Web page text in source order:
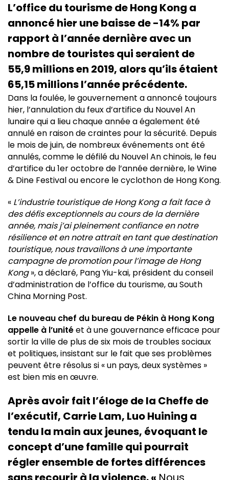
L’office du tourisme de Hong Kong a
annoncé hier une baisse de -14% par
rapport à l’année dernière avec un
nombre de touristes qui seraient de
55,9 millions en 2019, alors qu’ils étaient
65,15 millions l’année précédente.
Dans la foulée, le gouvernement a annoncé toujours
hier, l’annulation du feux d’artifice du Nouvel An
lunaire qui a lieu chaque année a également été
annulé en raison de craintes pour la sécurité. Depuis
le mois de juin, de nombreux événements ont été
annulés, comme le défilé du Nouvel An chinois, le feu
d’artifice du 1er octobre de l’année dernière, le Wine
& Dine Festival ou encore le cyclothon de Hong Kong.
« L’industrie touristique de Hong Kong a fait face à
des défis exceptionnels au cours de la dernière
année, mais j’ai pleinement confiance en notre
résilience et en notre attrait en tant que destination
touristique, nous travaillons à une importante
campagne de promotion pour l’image de Hong
Kong», a déclaré, Pang Yiu-kai, président du conseil
d’administration de l’office du tourisme, au South
China Morning Post.
Le nouveau chef du bureau de Pékin à Hong Kong
appelle à l’unitéet à une gouvernance efficace pour
sortir la ville de plus de six mois de troubles sociaux
et politiques, insistant sur le fait que ses problèmes
peuvent être résolus si « un pays, deux systèmes »
est bien mis en œuvre.
Après avoir fait l’éloge de la Cheffe de
l’exécutif, Carrie Lam, Luo Huining a
tendu la main aux jeunes, évoquant le
concept d’une famille qui pourrait
régler ensemble de fortes différences